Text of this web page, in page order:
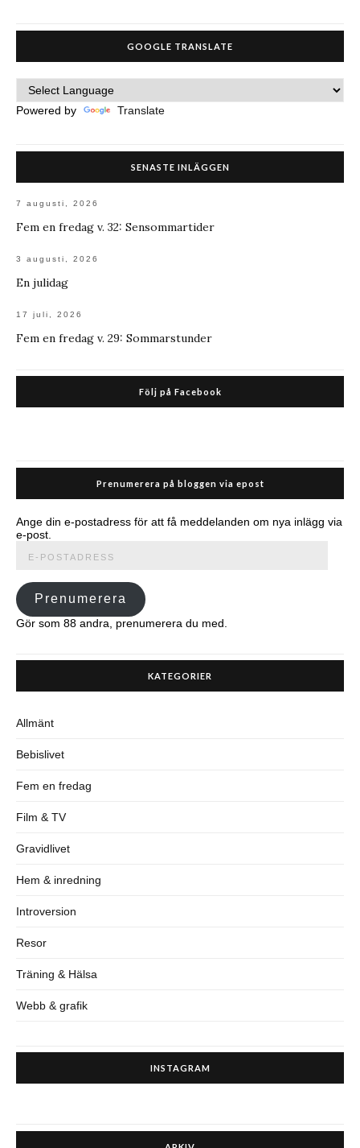
GOOGLE TRANSLATE
Powered by Translate
SENASTE INLÄGGEN
7 augusti, 2026
Fem en fredag v. 32: Sensommartider
3 augusti, 2026
En julidag
17 juli, 2026
Fem en fredag v. 29: Sommarstunder
Följ på Facebook
Prenumerera på bloggen via epost
Ange din e-postadress för att få meddelanden om nya inlägg via
e-post.
postadress
Prenumerera
Gör som 88 andra, prenumerera du med.
KATEGORIER
Allmänt
Bebislivet
Fem en fredag
Film & TV
Gravidlivet
Hem & inredning
Introversion
Resor
Träning & Hälsa
Webb & grafik
INSTAGRAM